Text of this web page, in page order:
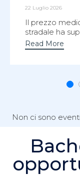
22 Luglio 2026
Il prezzo
stradale ha
Read More
Non ci sono